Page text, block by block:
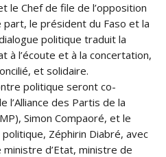
le Chef de file de l’opposition
part, le président du Faso et la
politique traduit la
à l’écoute et à la concertation,
et solidaire.
politique seront co-
des Partis de la
Simon Compaoré, et le
Zéphirin Diabré, avec
d’Etat, ministre de